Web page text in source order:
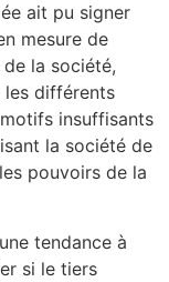
ait pu signer
mesure de
la société,
les différents
insuffisants
la société de
pouvoirs de la
tendance à
si le tiers